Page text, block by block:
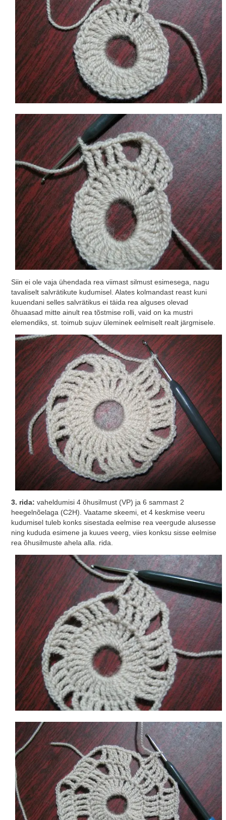
Siin ei ole vaja ühendada rea ​​viimast silmust esimesega, nagu
tavaliselt salvrätikute kudumisel. Alates kolmandast reast kuni
kuuendani selles salvrätikus ei täida rea ​​alguses olevad
õhuaasad mitte ainult rea tõstmise rolli, vaid on ka mustri
elemendiks, st. toimub sujuv üleminek eelmiselt realt järgmisele.
3. rida: vaheldumisi 4 õhusilmust (VP) ja 6 sammast 2
heegelnõelaga (С2Н). Vaatame skeemi, et 4 keskmise veeru
kudumisel tuleb konks sisestada eelmise rea veergude alusesse
ning kududa esimene ja kuues veerg, viies konksu sisse eelmise
rea õhusilmuste ahela alla. rida.